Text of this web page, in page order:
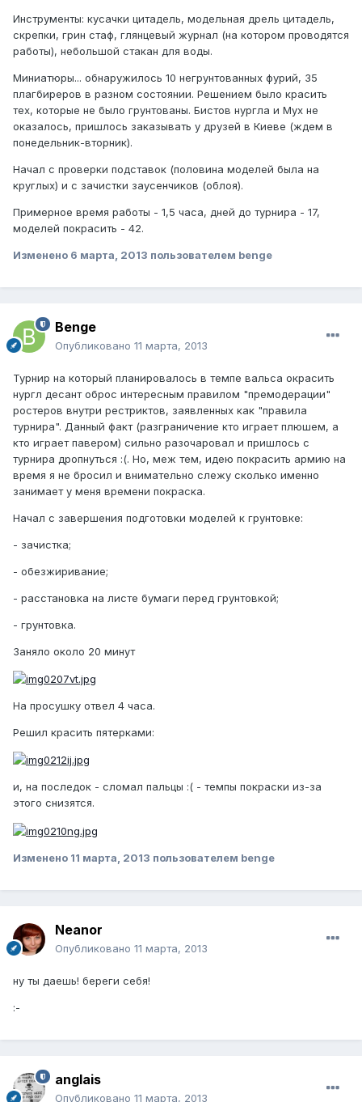
Инструменты: кусачки цитадель, модельная дрель цитадель,
скрепки, грин стаф, глянцевый журнал (на котором проводятся
работы), небольшой стакан для воды.
Миниатюры... обнаружилось 10 негрунтованных фурий, 35
плагбиреров в разном состоянии. Решением было красить
тех, которые не было грунтованы. Бистов нургла и Мух не
оказалось, пришлось заказывать у друзей в Киеве (ждем в
понедельник-вторник).
Начал с проверки подставок (половина моделей была на
круглых) и с зачистки заусенчиков (облоя).
Примерное время работы - 1,5 часа, дней до турнира - 17,
моделей покрасить - 42.
Изменено 6 марта, 2013 пользователем benge
Benge
Опубликовано 11 марта, 2013
Турнир на который планировалось в темпе вальса окрасить
нургл десант оброс интересным правилом "премодерации"
ростеров внутри рестриктов, заявленных как "правила
турнира". Данный факт (разграничение кто играет плюшем, а
кто играет павером) сильно разочаровал и пришлось с
турнира дропнуться :(. Но, меж тем, идею покрасить армию на
время я не бросил и внимательно слежу сколько именно
занимает у меня времени покраска.
Начал с завершения подготовки моделей к грунтовке:
- зачистка;
- обезжиривание;
- расстановка на листе бумаги перед грунтовкой;
- грунтовка.
Заняло около 20 минут
На просушку отвел 4 часа.
Решил красить пятерками:
и, на последок - сломал пальцы :( - темпы покраски из-за
этого снизятся.
Изменено 11 марта, 2013 пользователем benge
Neanor
Опубликовано 11 марта, 2013
ну ты даешь! береги себя!
:-
anglais
Опубликовано 11 марта, 2013